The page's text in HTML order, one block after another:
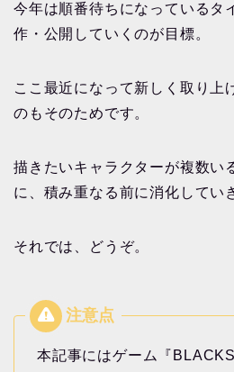
今年は順番待ちになっているタ
作・公開していくのが目標。
ここ最近になって新しく取り上
のもそのためです。
描きたいキャラクターが複数い
に、積み重なる前に消化してい
それでは、どうぞ。
本記事にはゲーム『